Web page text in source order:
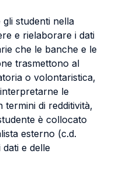
studenti nella
e rielaborare i dati
che le banche e le
trasmettono al
o volontaristica,
le
termini di redditività,
è collocato
esterno (c.d.
e delle